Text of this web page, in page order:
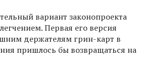
вариант законопроекта
Первая его версия
держателям грин-карт в
пришлось бы возвращаться на